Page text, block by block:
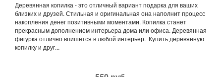
Деревянная копилка - это отличный вариант подарка для ваших
близких и друзей. Стильная и оригинальная она наполнит процесс
накопления денег позитивными моментами. Копилка станет
прекрасным дополнением интерьера дома или офиса. Деревянная
фигурка отлично впишется в любой интерьер. Купить деревянную
копилку и друг...